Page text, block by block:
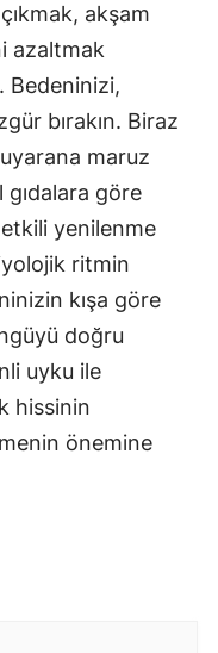
akşam
azaltmak
Bedeninizi,
bırakın. Biraz
maruz
göre
yenilenme
ritmin
kışa göre
doğru
uyku ile
hissinin
önemine